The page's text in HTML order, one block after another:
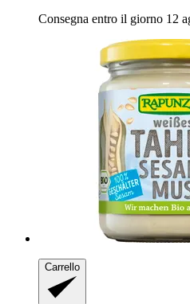
Consegna entro il giorno 12
Carrello